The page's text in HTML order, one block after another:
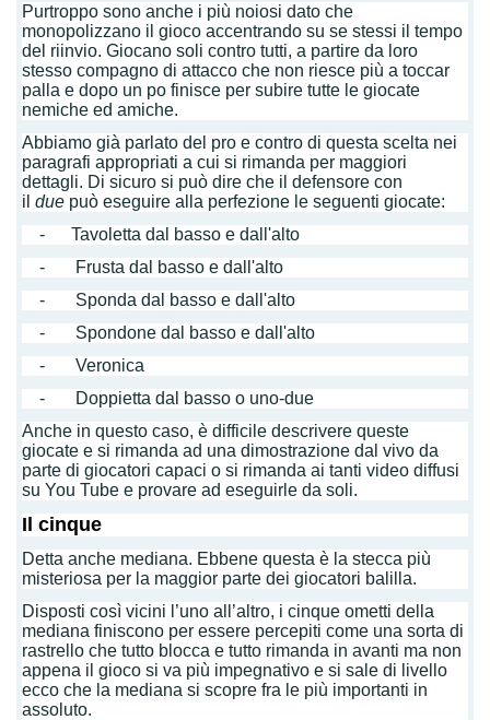
Purtroppo sono anche i più noiosi dato che
monopolizzano il gioco accentrando su se stessi il tempo
del riinvio. Giocano soli contro tutti, a partire da loro
stesso compagno di attacco che non riesce più a toccar
palla e dopo un po finisce per subire tutte le giocate
nemiche ed amiche.
Abbiamo già parlato del pro e contro di questa scelta nei
paragrafi appropriati a cui si rimanda per maggiori
dettagli. Di sicuro si può dire che il defensore con
ildue può eseguire alla perfezione le seguenti giocate:
- Tavoletta dal basso e dall'alto
- Frusta dal basso e dall'alto
- Sponda dal basso e dall'alto
- Spondone dal basso e dall'alto
- Veronica
- Doppietta dal basso o uno-due
Anche in questo caso, è difficile descrivere queste
giocate e si rimanda ad una dimostrazione dal vivo da
parte di giocatori capaci o si rimanda ai tanti video diffusi
su You Tube e provare ad eseguirle da soli.
Il cinque
Detta anche mediana. Ebbene questa è la stecca più
misteriosa per la maggior parte dei giocatori balilla.
Disposti così vicini l’uno all’altro, i cinque ometti della
mediana finiscono per essere percepiti come una sorta di
rastrello che tutto blocca e tutto rimanda in avanti ma non
appena il gioco si va più impegnativo e si sale di livello
ecco che la mediana si scopre fra le più importanti in
assoluto.